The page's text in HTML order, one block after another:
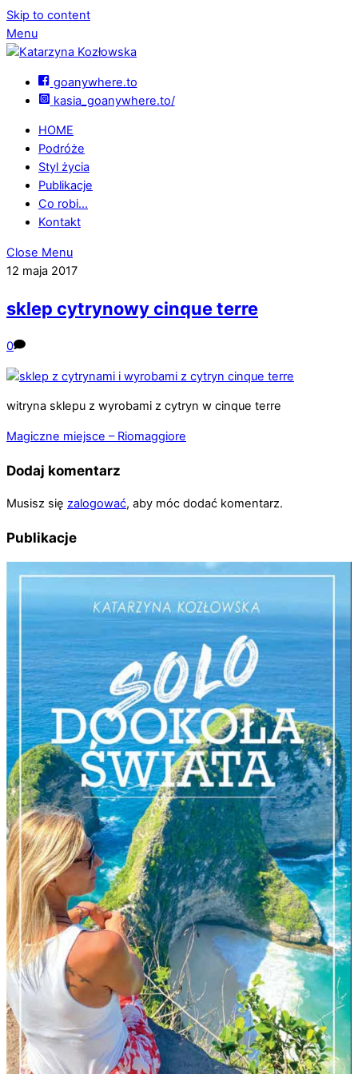
Skip to content
Menu
goanywhere.to
kasia_goanywhere.to/
HOME
Podróże
Styl życia
Publikacje
Co robi…
Kontakt
Close Menu
12 maja 2017
sklep cytrynowy cinque terre
0
witryna sklepu z wyrobami z cytryn w cinque terre
Magiczne miejsce – Riomaggiore
Dodaj komentarz
Musisz się zalogować, aby móc dodać komentarz.
Publikacje